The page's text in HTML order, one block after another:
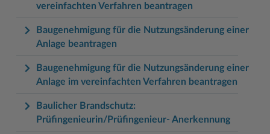
vereinfachten Verfahren beantragen
Baugenehmigung für die Nutzungsänderung einer
Anlage beantragen
Baugenehmigung für die Nutzungsänderung einer
Anlage im vereinfachten Verfahren beantragen
Baulicher Brandschutz:
Prüfingenieurin/Prüfingenieur- Anerkennung